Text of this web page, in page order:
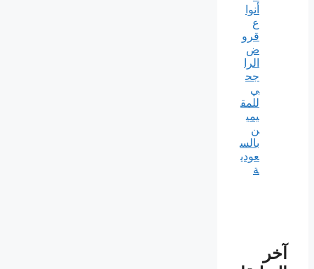
أنوا
ع
قرو
ض
الرا
جح
ي
للمق
يمي
ن
بالس
عودي
ة
آخر